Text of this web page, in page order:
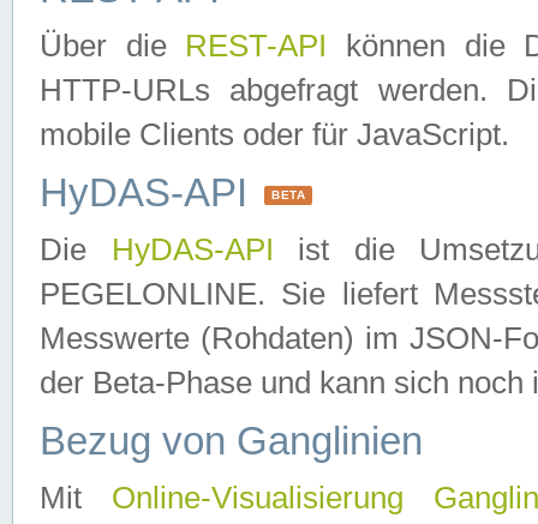
Über die REST-API können die
HTTP-URLs abgefragt werden.
mobile Clients oder für JavaScript.
HyDAS-API BETA
Die HyDAS-API ist die
PEGELONLINE. Sie liefert
Messwerte (Rohdaten) im JSON-
der Beta-Phase und kann sich noch
Bezug von Ganglinien
Mit Online-Visualisierung